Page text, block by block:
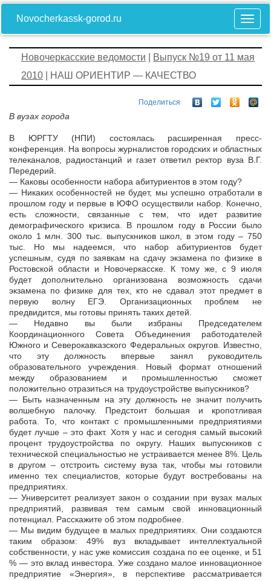
Novocherkassk-gorod.ru
Новочеркасские ведомости
Выпуск №19 от 11 мая
2010 | НАШ ОРИЕНТИР — КАЧЕСТВО
Поделиться
В вузах города
В ЮРГТУ (НПИ) состоялась расширенная пресс-
конференция. На вопросы журналистов городских и областных
телеканалов, радиостанций и газет ответил ректор вуза В.Г.
Передерий.
— Каковы особенности набора абитуриентов в этом году?
— Никаких особенностей не будет, мы успешно отработали в
прошлом году и первые в ЮФО осуществили набор. Конечно,
есть сложности, связанные с тем, что идет развитие
демографического кризиса. В прошлом году в России было
около 1 млн. 300 тыс. выпускников школ, в этом году – 750
тыс. Но мы надеемся, что набор абитуриентов будет
успешным, судя по заявкам на сдачу экзамена по физике в
Ростовской области и Новочеркасске. К тому же, с 9 июля
будет дополнительно организована возможность сдачи
экзамена по физике для тех, кто не сдавал этот предмет в
первую волну ЕГЭ. Организационных проблем не
предвидится, мы готовы принять таких детей.
— Недавно вы были избраны Председателем
Координационного Совета Объединения работодателей
Южного и Северокавказского Федеральных округов. Известно,
что эту должность впервые занял руководитель
образовательного учреждения. Новый формат отношений
между образованием и промышленностью сможет
положительно отразиться на трудоустройстве выпускников?
— Быть назначенным на эту должность не значит получить
волшебную палочку. Предстоит большая и кропотливая
работа. То, что контакт с промышленными предприятиями
будет лучше – это факт. Хотя у нас и сегодня самый высокий
процент трудоустройства по округу. Наших выпускников с
технической специальностью не устраивается менее 8%. Цель
в другом – отстроить систему вуза так, чтобы мы готовили
именно тех специалистов, которые будут востребованы на
предприятиях.
— Университет реализует закон о создании при вузах малых
предприятий, развивая тем самым свой инновационный
потенциал. Расскажите об этом подробнее.
— Мы видим будущее в малых предприятиях. Они создаются
таким образом: 49% вуз вкладывает интеллектуальной
собственности, у нас уже комиссия создана по ее оценке, и 51
% — это вклад инвестора. Уже создано малое инновационное
предприятие «Энергия», в перспективе рассматривается